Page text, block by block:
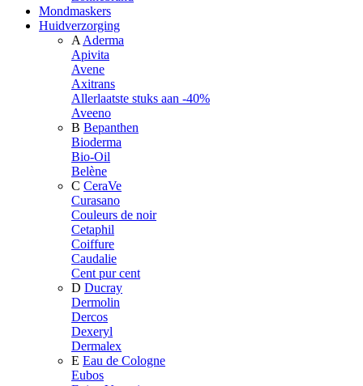
Mondmaskers
Huidverzorging
A Aderma
Apivita
Avene
Axitrans
Allerlaatste stuks aan -40%
Aveeno
B Bepanthen
Bioderma
Bio-Oil
Belène
C CeraVe
Curasano
Couleurs de noir
Cetaphil
Coiffure
Caudalie
Cent pur cent
D Ducray
Dermolin
Dercos
Dexeryl
Dermalex
E Eau de Cologne
Eubos